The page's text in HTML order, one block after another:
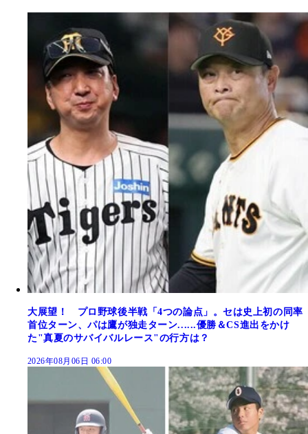
大展望！ プロ野球後半戦「4つの論点」。セは史上初の同率
首位ターン、パは鷹が独走ターン......優勝＆CS進出をかけ
た"真夏のサバイバルレース"の行方は？
2026年08月06日 06:00